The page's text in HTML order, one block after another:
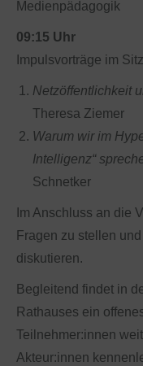
Medienpädagogik
09:15 Uhr
Impulsvorträge im
Netzöffentlichkeit
Theresa Ziemer
Warum wir im
Intelligenz“
Schnetker
Im Anschluss an die
Fragen zu stellen
diskutieren.
Begleitend findet in
Rathauses ein
Teilnehmer:innen
Akteur:innen